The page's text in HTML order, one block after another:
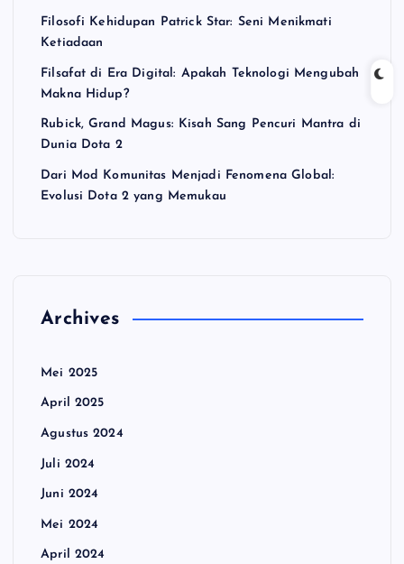
Filosofi Kehidupan Patrick Star: Seni Menikmati
Ketiadaan
Filsafat di Era Digital: Apakah Teknologi Mengubah
Makna Hidup?
Rubick, Grand Magus: Kisah Sang Pencuri Mantra di
Dunia Dota 2
Dari Mod Komunitas Menjadi Fenomena Global:
Evolusi Dota 2 yang Memukau
Archives
Mei 2025
April 2025
Agustus 2024
Juli 2024
Juni 2024
Mei 2024
April 2024